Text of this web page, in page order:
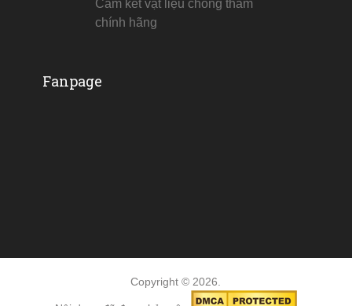
Cam kết vật liệu chống thấm
chính hãng
Fanpage
Copyright © 2026.